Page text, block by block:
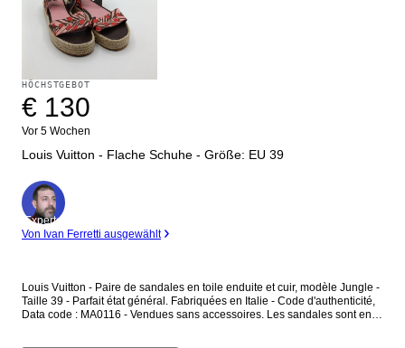
HÖCHSTGEBOT
€ 130
Vor 5 Wochen
Louis Vuitton - Flache Schuhe - Größe: EU 39
Experte
Von Ivan Ferretti ausgewählt
Louis Vuitton - Paire de sandales en toile enduite et cuir, modèle Jungle -
Taille 39 - Parfait état général. Fabriquées en Italie - Code d'authenticité,
Data code : MA0116 - Vendues sans accessoires. Les sandales sont en